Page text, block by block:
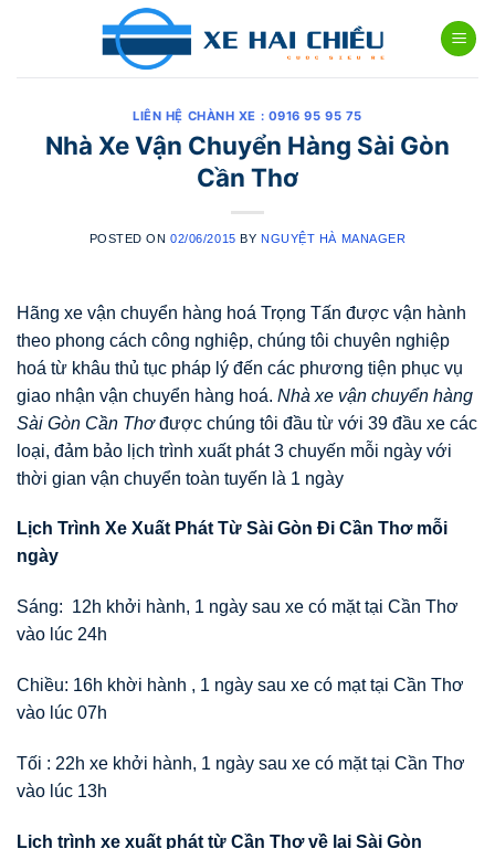
LIÊN HỆ CHÀNH XE : 0916 95 95 75
Nhà Xe Vận Chuyển Hàng Sài Gòn
Cần Thơ
POSTED ON02/06/2015 BY NGUYỆT HÀ MANAGER
Hãng xe vận chuyển hàng hoá Trọng Tấn được vận hành
theo phong cách công nghiệp, chúng tôi chuyên nghiệp
hoá từ khâu thủ tục pháp lý đến các phương tiện phục vụ
giao nhận vận chuyển hàng hoá. Nhà xe vận chuyển hàng
Sài Gòn Cần Thơđược chúng tôi đầu từ với 39 đầu xe các
loại, đảm bảo lịch trình xuất phát 3 chuyến mỗi ngày với
thời gian vận chuyển toàn tuyến là 1 ngày
Lịch Trình Xe Xuất Phát Từ Sài Gòn Đi Cần Thơ mỗi
ngày
Sáng: 12h khởi hành, 1 ngày sau xe có mặt tại Cần Thơ
vào lúc 24h
Chiều: 16h khời hành , 1 ngày sau xe có mạt tại Cần Thơ
vào lúc 07h
Tối : 22h xe khởi hành, 1 ngày sau xe có mặt tại Cần Thơ
vào lúc 13h
Lịch trình xe xuất phát từ Cần Thơ về lại Sài Gòn